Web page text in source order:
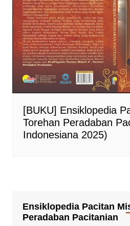
[BUKU] Ensiklopedia
Torehan Peradaban
Indonesiana 2025)
Ensiklopedia Pacitan
Peradaban Pacitanian